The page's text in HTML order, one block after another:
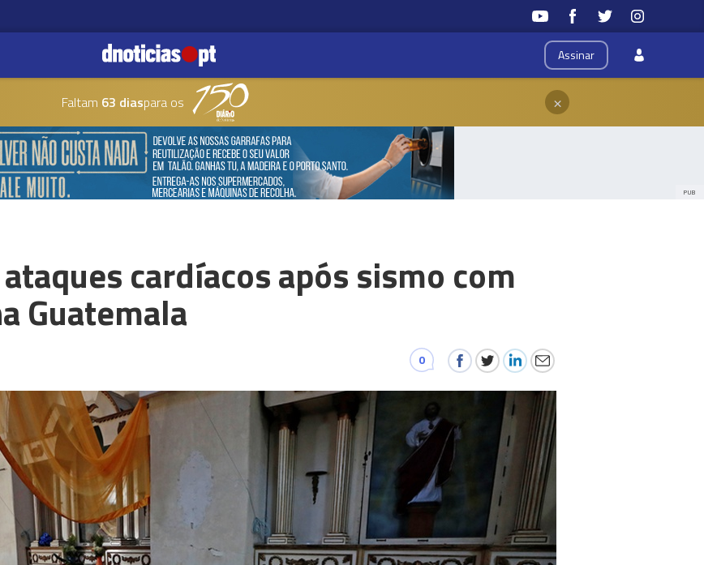
Assinar
Faltam 63 diaspara os ×
PUB
cardíacos após sismo com
Guatemala
0